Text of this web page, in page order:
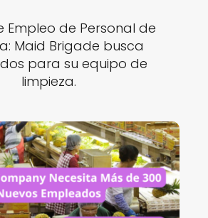
Empleo de Personal de
Maid Brigade busca
para su equipo de
limpieza.